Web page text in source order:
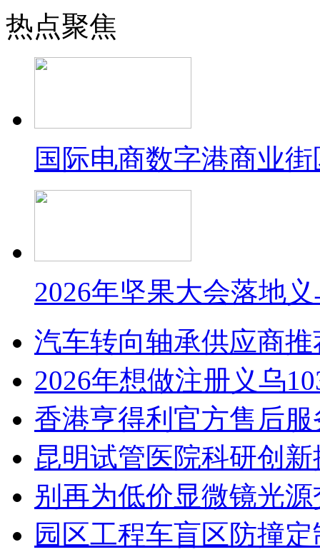
热点聚焦
国际电商数字港商业
2026年坚果大会落地
汽车转向轴承供应商
2026年想做注册义乌
香港亨得利官方售后
昆明试管医院科研创
别再为低价显微镜光
园区工程车盲区防撞